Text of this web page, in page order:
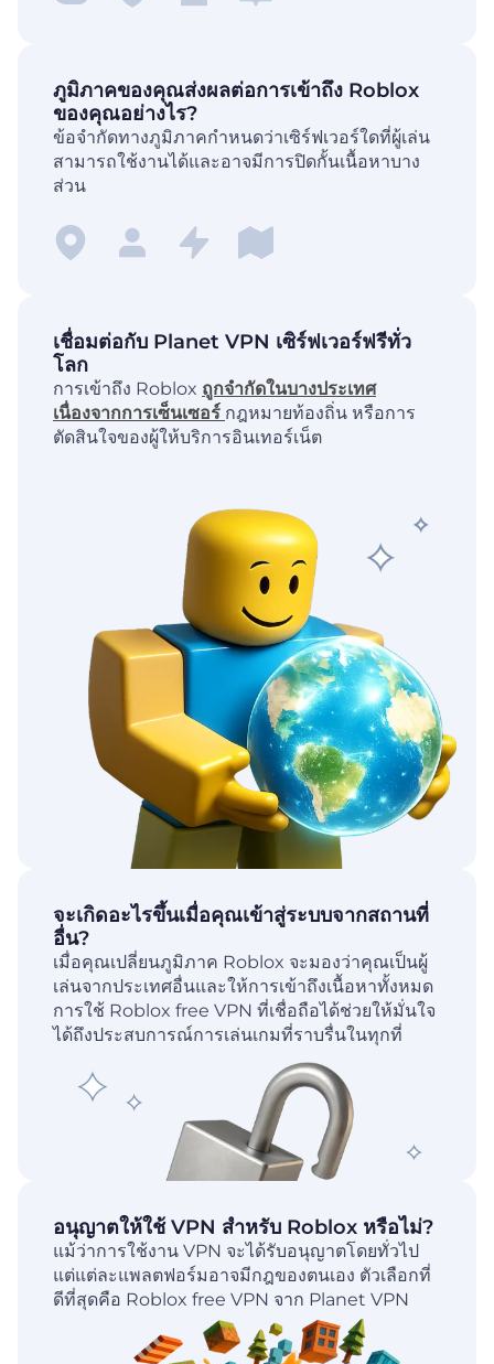
ภูมิภาคของคุณส่งผลต่อการเข้าถึง Roblox
ของคุณอย่างไร?
ข้อจำกัดทางภูมิภาคกำหนดว่าเซิร์ฟเวอร์ใดที่ผู้เล่น
สามารถใช้งานได้และอาจมีการปิดกั้นเนื้อหาบาง
ส่วน
เชื่อมต่อกับ Planet VPN เซิร์ฟเวอร์ฟรีทั่ว
โลก
การเข้าถึง Roblox ถูกจำกัดในบางประเทศ
เนื่องจากการเซ็นเซอร์ กฎหมายท้องถิ่น หรือการ
ตัดสินใจของผู้ให้บริการอินเทอร์เน็ต
จะเกิดอะไรขึ้นเมื่อคุณเข้าสู่ระบบจากสถานที่
อื่น?
เมื่อคุณเปลี่ยนภูมิภาค Roblox จะมองว่าคุณเป็นผู้
เล่นจากประเทศอื่นและให้การเข้าถึงเนื้อหาทั้งหมด
การใช้ Roblox free VPN ที่เชื่อถือได้ช่วยให้มั่นใจ
ได้ถึงประสบการณ์การเล่นเกมที่ราบรื่นในทุกที่
อนุญาตให้ใช้ VPN สำหรับ Roblox หรือไม่?
แม้ว่าการใช้งาน VPN จะได้รับอนุญาตโดยทั่วไป
แต่แต่ละแพลตฟอร์มอาจมีกฎของตนเอง ตัวเลือกที่
ดีที่สุดคือ Roblox free VPN จาก Planet VPN